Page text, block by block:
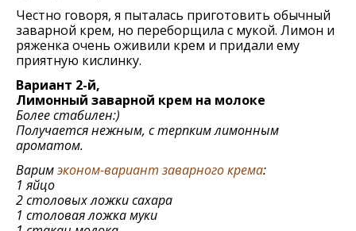
Честно говоря, я пыталась приготовить обычный
заварной крем, но переборщила с мукой. Лимон и
ряженка очень оживили крем и придали ему
приятную кислинку.
Вариант 2-й,
Лимонный заварной крем на молоке
Более стабилен:)
Получается нежным, с терпким лимонным
ароматом.
Варимэконом-вариант заварного крема:
1 яйцо
2 столовых ложки сахара
1 столовая ложка муки